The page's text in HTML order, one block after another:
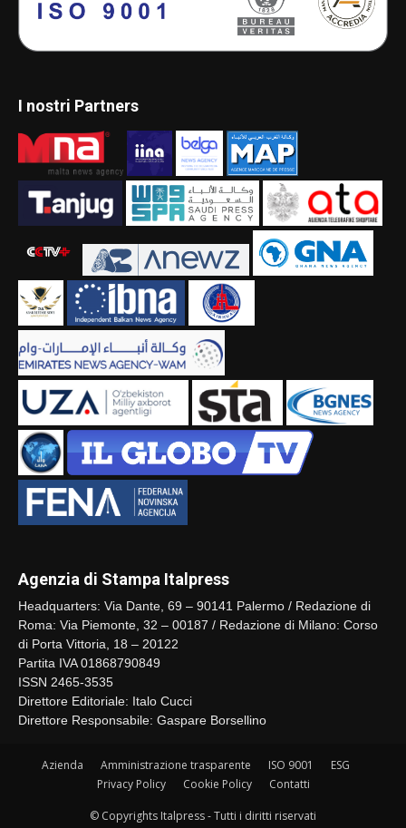
I nostri Partners
Agenzia di Stampa Italpress
Headquarters: Via Dante, 69 – 90141 Palermo / Redazione di
Roma: Via Piemonte, 32 – 00187 / Redazione di Milano: Corso
di Porta Vittoria, 18 – 20122
Partita IVA 01868790849
ISSN 2465-3535
Direttore Editoriale: Italo Cucci
Direttore Responsabile: Gaspare Borsellino
Azienda Amministrazione trasparente ISO 9001
ESG
Privacy Policy
Cookie Policy Contatti
© Copyrights Italpress - Tutti i diritti riservati